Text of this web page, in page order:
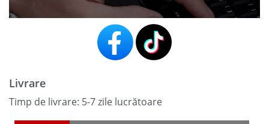
AB4000
Livrare
Timp de livrare: 5-7 zile lucrătoare